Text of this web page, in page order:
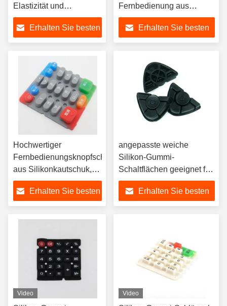
Elastizität und
berührungsfähige
Empfindung
Erhalten Sie besten
Fernbedienung aus
Silikon Gummi Gummi
Tastatur mit langlebigen
Sprühgefühl und Öl
Erhalten Sie besten
Hochwertiger
Fernbedienungsknopfschalter
aus Silikonkautschuk,
farbenfrohe Anpassung
Erhalten Sie besten
angepasste weiche
Silikon-Gummi-
Schaltflächen geeignet für
industrielle Silikon-
Tastaturknöpfe
Erhalten Sie besten
Video Video